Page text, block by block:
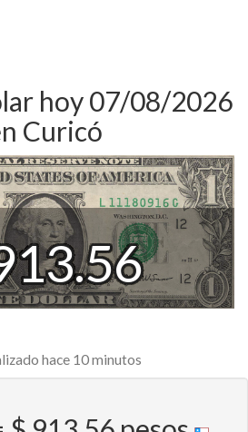
hoy 07/08/2026
Curicó
hace 10 minutos